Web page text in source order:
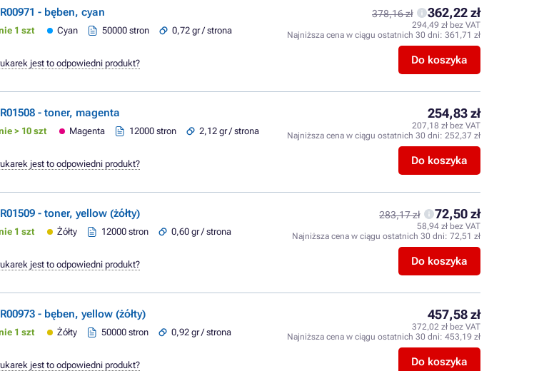
- bęben, cyan
1 szt Cyan 50000 stron
0,72 gr / strona
378,16 zł 362,22 zł
294,49 zł bez VAT
Najniższa cena w ciągu ostatnich 30 dni: 361,71 zł
Do koszyka
jest to odpowiedni produkt?
- toner, magenta
> 10 szt Magenta 12000 stron
2,12 gr / strona
254,83 zł
207,18 zł bez VAT
Najniższa cena w ciągu ostatnich 30 dni: 252,37 zł
Do koszyka
jest to odpowiedni produkt?
- toner, yellow (żółty)
1 szt Żółty 12000 stron
0,60 gr / strona
283,17 zł 72,50 zł
58,94 zł bez VAT
Najniższa cena w ciągu ostatnich 30 dni: 72,51 zł
Do koszyka
jest to odpowiedni produkt?
- bęben, yellow (żółty)
1 szt Żółty 50000 stron
0,92 gr / strona
457,58 zł
372,02 zł bez VAT
Najniższa cena w ciągu ostatnich 30 dni: 453,19 zł
Do koszyka
jest to odpowiedni produkt?